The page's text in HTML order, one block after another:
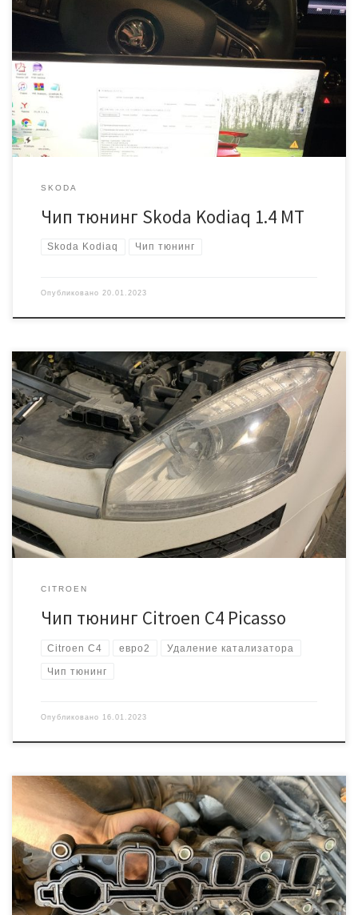
Автомобиль практически новый, приехал к нам на увеличение
мощности, с жалобой на то что уж очень «вяло» едет. Мы это
легко исправим. Двигатель 1.4 tsi CZCA, трансмиссия
механическая. Блок управления двигателем Bosch MED17.5.25
Времени ушло примерно 60 минут. Запись прошивки через
диагностический разъем. Сразу же после чип тюнинга владелец
заметил […]
SKODA
Чип тюнинг Skoda Kodiaq 1.4 MT
Skoda Kodiaq Чип тюнинг
Опубликовано 20.01.2023
Цель визита к нам — удаление катализатора! На этих
автомобилях они часто разрушаются, что естественно приводит
к задирам в цилиндрах и уже как следствие появляется расход
масла… Начинаем со сбора информации. Год выпуска 2012. Блок
управления двигателем Bosch MEV17.4.2 Безопаснее и проще
работать с этим блоком «на столе». Вскрывать не […]
CITROEN
Чип тюнинг Citroen C4 Picasso
Citroen C4 евро2 Удаление катализатора
Чип тюнинг
Опубликовано 16.01.2023
Ранее уже неоднократно были отчёты по прошивке аналогичных
автомобилей, но в этот раз хотелось бы подробнее рассказать
про заглушки ЕГР и отключение вихревых заслонок! Всегда
подобные работы начинаем с чип тюнинга, так безопаснее.
Логика в том, что если вдруг не получится сделать прошивку